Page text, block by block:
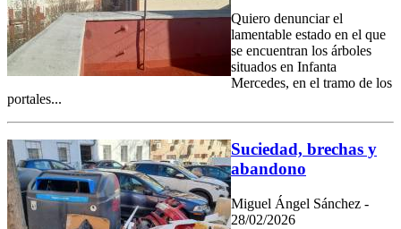
Quiero denunciar el
lamentable estado en el que
se encuentran los árboles
situados en Infanta
Mercedes, en el tramo de los
portales...
Suciedad, brechas y
abandono
Miguel Ángel Sánchez -
28/02/2026